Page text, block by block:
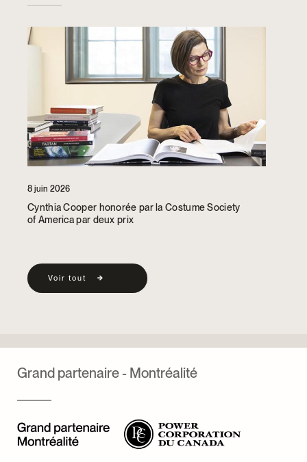
8 juin 2026
Cynthia Cooper honorée par la Costume Society
of America par deux prix
Voir tout
Grand partenaire - Montréalité